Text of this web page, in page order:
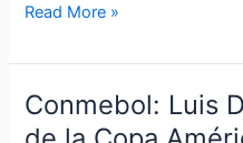
Read More »
Conmebol: Luis
Conmebol:
Luis